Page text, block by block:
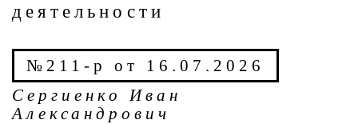
деятельности
№211-р от 16.07.2026
Сергиенко Иван
Александрович